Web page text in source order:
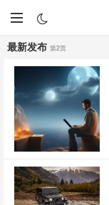
最新发布 第2页